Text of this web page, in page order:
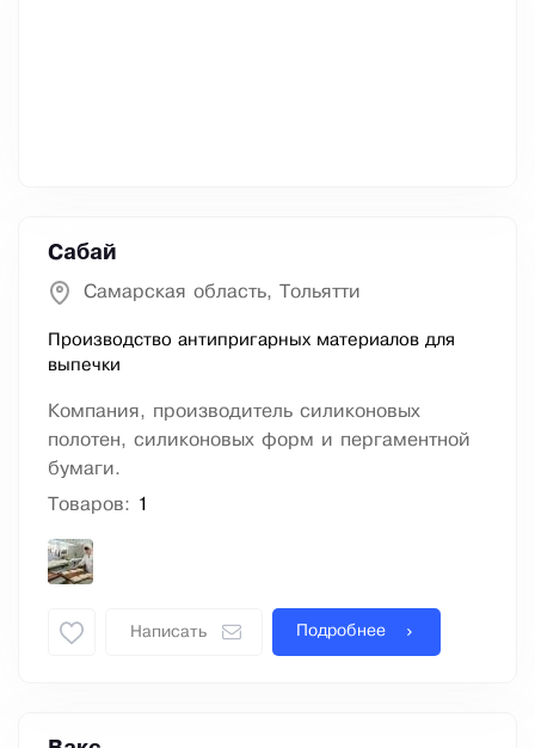
Сабай
Самарская область, Тольятти
Производство антипригарных материалов для
выпечки
Компания, производитель силиконовых
полотен, силиконовых форм и пергаментной
бумаги.
Товаров: 1
Написать Подробнее